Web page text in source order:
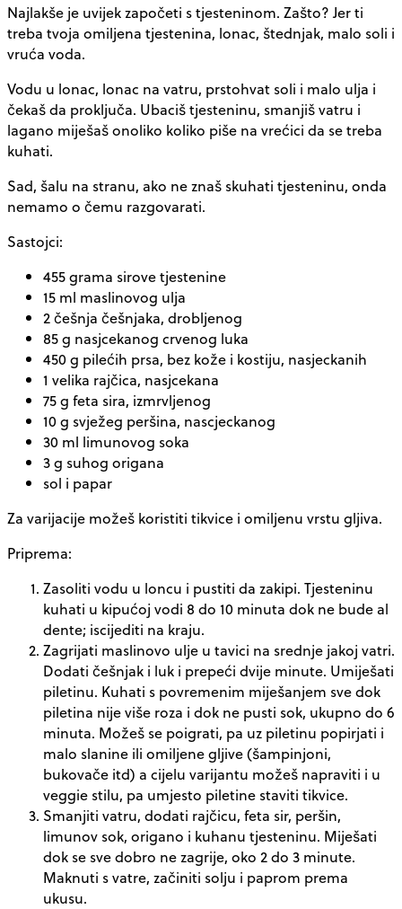
Najlakše je uvijek započeti s tjesteninom. Zašto? Jer ti
treba tvoja omiljena tjestenina, lonac, štednjak, malo soli i
vruća voda.
Vodu u lonac, lonac na vatru, prstohvat soli i malo ulja i
čekaš da proključa. Ubaciš tjesteninu, smanjiš vatru i
lagano miješaš onoliko koliko piše na vrećici da se treba
kuhati.
Sad, šalu na stranu, ako ne znaš skuhati tjesteninu, onda
nemamo o čemu razgovarati.
Sastojci:
455 grama sirove tjestenine
15 ml maslinovog ulja
2 češnja češnjaka, drobljenog
85 g nasjcekanog crvenog luka
450 g pilećih prsa, bez kože i kostiju, nasjeckanih
1 velika rajčica, nasjcekana
75 g feta sira, izmrvljenog
10 g svježeg peršina, nascjeckanog
30 ml limunovog soka
3 g suhog origana
sol i papar
Za varijacije možeš koristiti tikvice i omiljenu vrstu gljiva.
Priprema:
Zasoliti vodu u loncu i pustiti da zakipi. Tjesteninu
kuhati u kipućoj vodi 8 do 10 minuta dok ne bude al
dente; iscijediti na kraju.
Zagrijati maslinovo ulje u tavici na srednje jakoj vatri.
Dodati češnjak i luk i prepeći dvije minute. Umiješati
piletinu. Kuhati s povremenim miješanjem sve dok
piletina nije više roza i dok ne pusti sok, ukupno do 6
minuta. Možeš se poigrati, pa uz piletinu popirjati i
malo slanine ili omiljene gljive (šampinjoni,
bukovače itd) a cijelu varijantu možeš napraviti i u
veggie stilu, pa umjesto piletine staviti tikvice.
Smanjiti vatru, dodati rajčicu, feta sir, peršin,
limunov sok, origano i kuhanu tjesteninu. Miješati
dok se sve dobro ne zagrije, oko 2 do 3 minute.
Maknuti s vatre, začiniti solju i paprom prema
ukusu.